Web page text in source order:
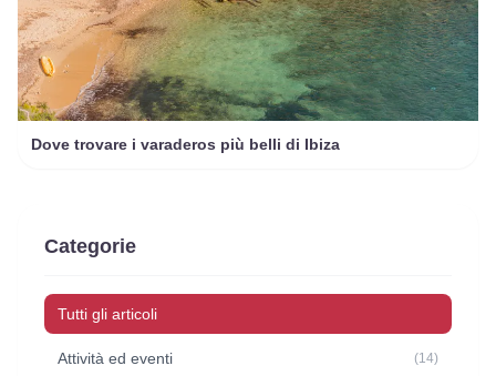
Dove trovare i varaderos più belli di Ibiza
Categorie
Tutti gli articoli
Attività ed eventi (14)